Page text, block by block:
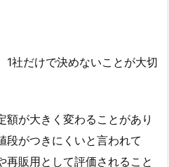
1社だけで決めないことが大切
額が大きく変わることがあり
段がつきにくいと言われて
再販用として評価されること